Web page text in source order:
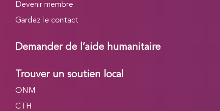
Devenir membre
Gardez le contact
Demander de l’aide humanitaire
Trouver un soutien local
ONM
CTH